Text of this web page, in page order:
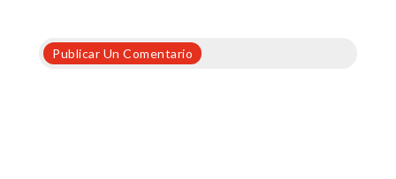
Publicar Un Comentario